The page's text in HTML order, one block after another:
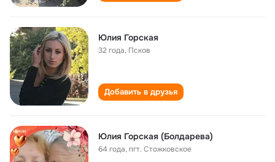
Юлия Горская
32 года, Псков
Добавить в друзья
Юлия Горская (Болдарева)
64 года,пгт. Стожковское